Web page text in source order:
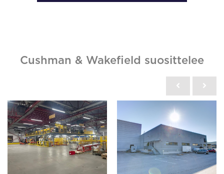
Cushman & Wakefield suosittelee